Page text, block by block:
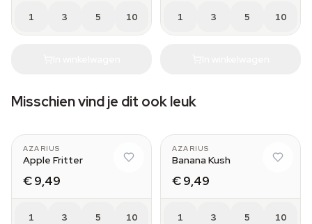
1 3 5 10 1 3 5 10
Misschien vind je dit ook leuk
AZARIUS
Apple Fritter
€ 9,49
1 3 5 10
AZARIUS
Banana Kush
€ 9,49
1 3 5 10